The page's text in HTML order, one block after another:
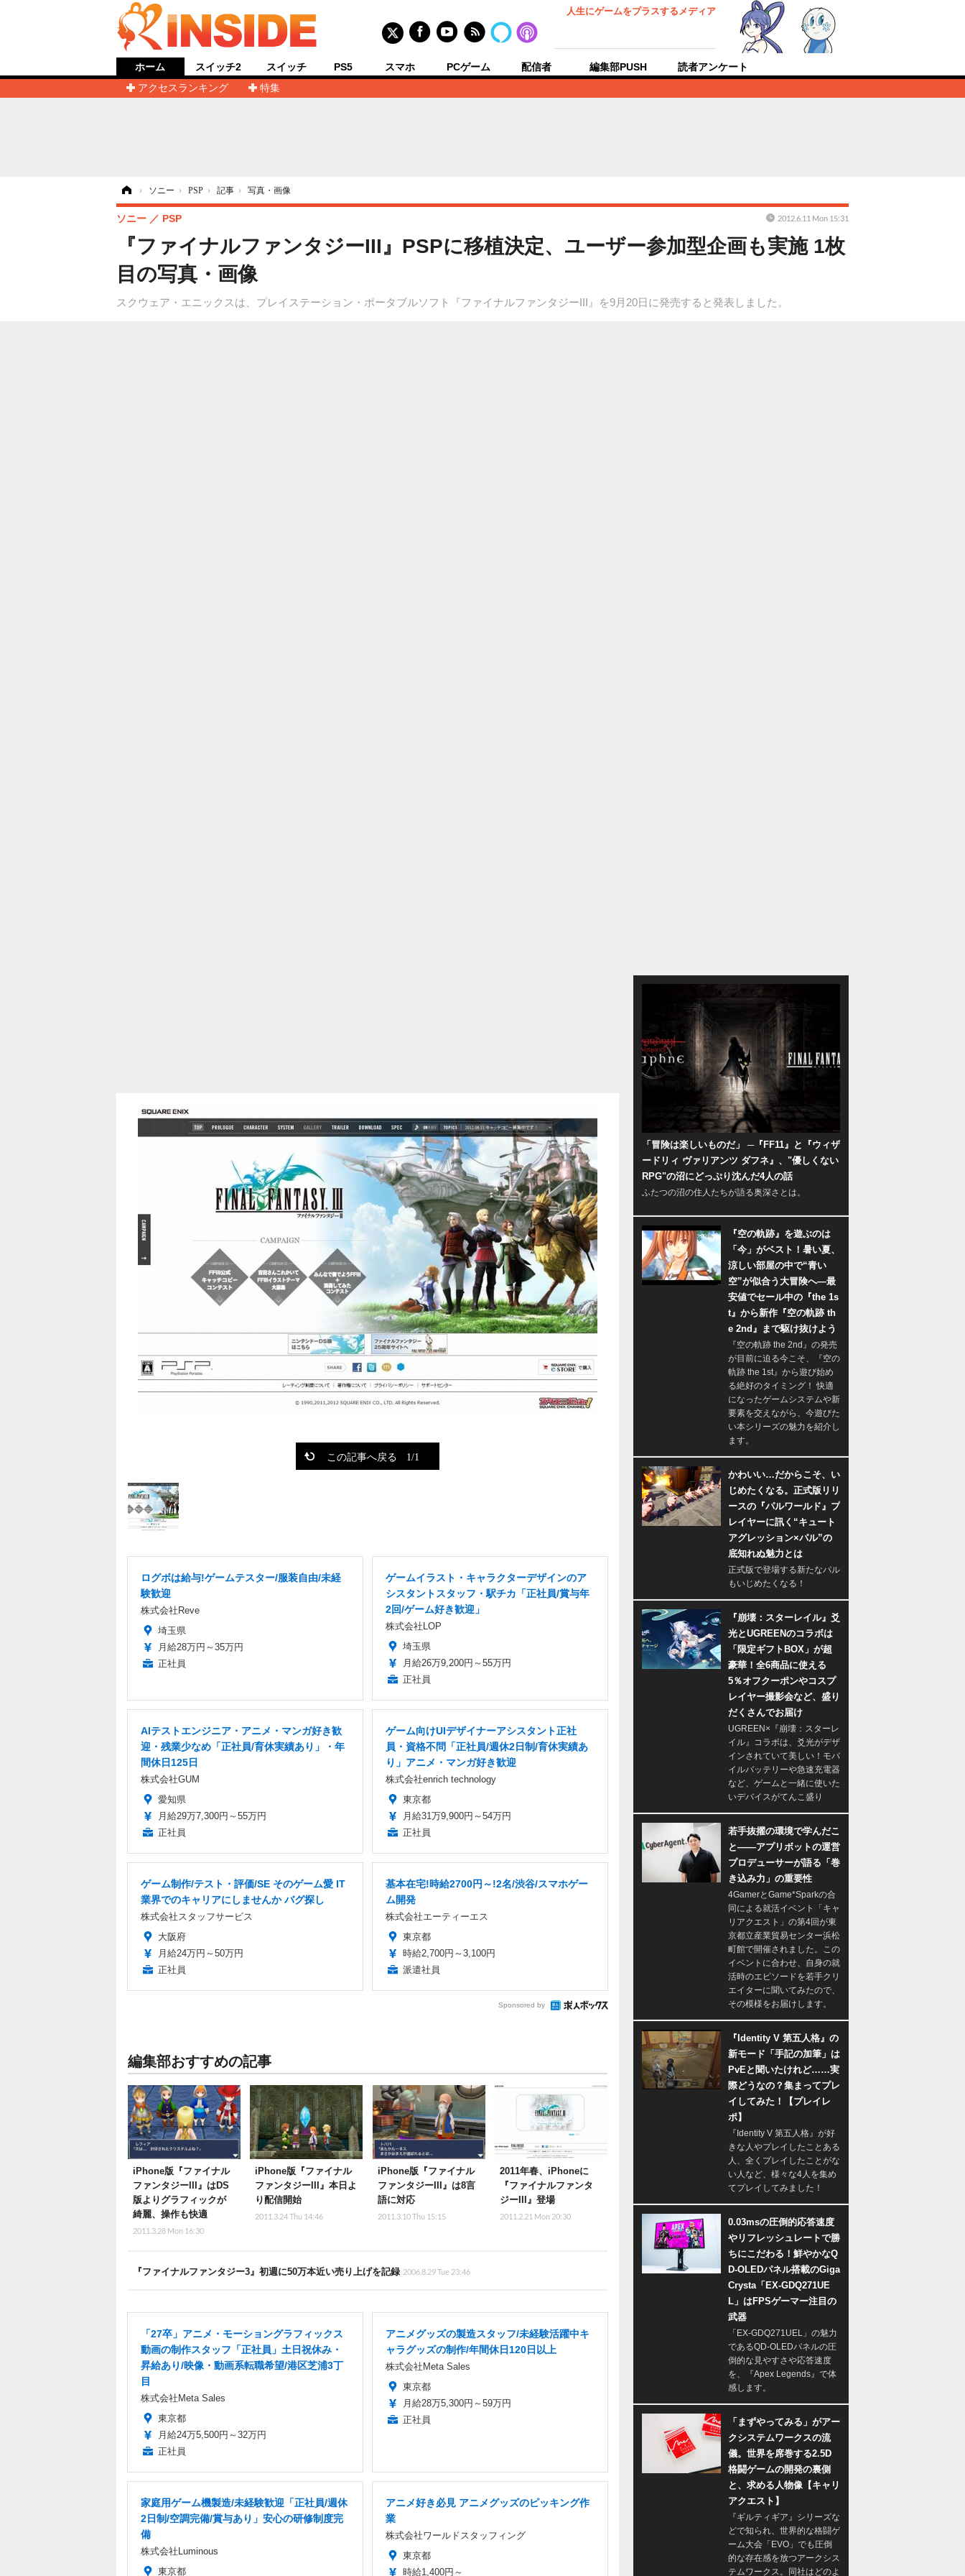
人生にゲームをプラスするメディア
ホーム
アクセスランキング
特集
スイッチ2 スイッチ PS5 スマホ PCゲーム 配信者 編集部PUSH 読者アンケート
› ソニー › PSP › 記事 › 写真・画像
『ファイナルファンタジーIII』PSPに移植決定、ユーザー参加型企画も実施 1枚
目の写真・画像
スクウェア・エニックスは、プレイステーション・ポータブルソフト『ファイナルファンタジーIII』を9月20日に発売すると発表しました。
ソニー PSP 2012.6.11 Mon 15:31
この記事へ戻る 1/1
ログボは給与!ゲームテスター/服装自由/未経
験歓迎
株式会社Reve
埼玉県
月給28万円～35万円
正社員
ゲームイラスト・キャラクターデザインのア
シスタントスタッフ・駅チカ「正社員/賞与年
2回/ゲーム好き歓迎」
株式会社LOP
埼玉県
月給26万9,200円～55万円
正社員
AIテストエンジニア・アニメ・マンガ好き歓
迎・残業少なめ「正社員/育休実績あり」・年
間休日125日
株式会社GUM
愛知県
月給29万7,300円～55万円
正社員
ゲーム向けUIデザイナーアシスタント正社
員・資格不問「正社員/週休2日制/育休実績あ
り」アニメ・マンガ好き歓迎
株式会社enrich technology
東京都
月給31万9,900円～54万円
正社員
ゲーム制作/テスト・評価/SE そのゲーム愛 IT
業界でのキャリアにしませんか バグ探し
株式会社スタッフサービス
大阪府
月給24万円～50万円
正社員
基本在宅!時給2700円～!2名/渋谷/スマホゲー
ム開発
株式会社エーティーエス
東京都
時給2,700円～3,100円
派遣社員
Sponsored by
編集部おすすめの記事
iPhone版『ファイナル
ファンタジーIII』はDS
版よりグラフィックが
綺麗、操作も快適
2011.3.28 Mon 16:30
iPhone版『ファイナル
ファンタジーIII』本日よ
り配信開始
2011.3.24 Thu 14:46
iPhone版『ファイナル
ファンタジーIII』は8言
語に対応
2011.3.10 Thu 15:15
2011年春、iPhoneに
『ファイナルファンタ
ジーIII』登場
2011.2.21 Mon 20:30
『ファイナルファンタジー3』初週に50万本近い売り上げを記録 2006.8.29 Tue 23:46
「27卒」アニメ・モーショングラフィックス
動画の制作スタッフ「正社員」土日祝休み・
昇給あり/映像・動画系転職希望/港区芝浦3丁
目
株式会社Meta Sales
東京都
月給24万5,500円～32万円
正社員
アニメグッズの製造スタッフ/未経験活躍中キ
ャラグッズの制作/年間休日120日以上
株式会社Meta Sales
東京都
月給28万5,300円～59万円
正社員
家庭用ゲーム機製造/未経験歓迎「正社員/週休
2日制/空調完備/賞与あり」安心の研修制度完
備
株式会社Luminous
東京都
アニメ好き必見 アニメグッズのピッキング作
業
株式会社ワールドスタッフィング
東京都
時給1,400円～
「冒険は楽しいものだ」 ─『FF11』と『ウィザ
ードリィ ヴァリアンツ ダフネ』、"優しくない
RPG"の沼にどっぷり沈んだ4人の話
ふたつの沼の住人たちが語る奥深さとは。
『空の軌跡』を遊ぶのは
「今」がベスト！暑い夏、
涼しい部屋の中で“青い
空”が似合う大冒険へ―最
安値でセール中の『the 1s
t』から新作『空の軌跡 th
e 2nd』まで駆け抜けよう
『空の軌跡 the 2nd』の発売
が目前に迫る今こそ、『空の
軌跡 the 1st』から遊び始め
る絶好のタイミング！ 快適
になったゲームシステムや新
要素を交えながら、今遊びた
い本シリーズの魅力を紹介し
ます。
かわいい…だからこそ、い
じめたくなる。正式版リリ
ースの『パルワールド』プ
レイヤーに訊く“キュート
アグレッション×パル”の
底知れぬ魅力とは
正式版で登場する新たなパル
もいじめたくなる！
『崩壊：スターレイル』爻
光とUGREENのコラボは
「限定ギフトBOX」が超
豪華！全6商品に使える
5％オフクーポンやコスプ
レイヤー撮影会など、盛り
だくさんでお届け
UGREEN×『崩壊：スターレ
イル』コラボは、爻光がデザ
インされていて美しい！モバ
イルバッテリーや急速充電器
など、ゲームと一緒に使いた
いデバイスがてんこ盛り
若手抜擢の環境で学んだこ
と――アプリボットの運営
プロデューサーが語る「巻
き込み力」の重要性
4GamerとGame*Sparkの合
同による就活イベント「キャ
リアクエスト」の第4回が東
京都立産業貿易センター浜松
町館で開催されました。この
イベントに合わせ、自身の就
活時のエピソードを若手クリ
エイターに聞いてみたので、
その模様をお届けします。
『Identity V 第五人格』の
新モード「手記の加筆」は
PvEと聞いたけれど……実
際どうなの？集まってプレ
イしてみた！【プレイレ
ポ】
『Identity V 第五人格』が好
きな人やプレイしたことある
人、全くプレイしたことがな
い人など、様々な4人を集め
てプレイしてみました！
0.03msの圧倒的応答速度
やリフレッシュレートで勝
ちにこだわる！鮮やかなQ
D-OLEDパネル搭載のGiga
Crysta「EX-GDQ271UE
L」はFPSゲーマー注目の
武器
「EX-GDQ271UEL」の魅力
であるQD-OLEDパネルの圧
倒的な見やすさや応答速度
を、『Apex Legends』で体
感します。
「まずやってみる」がアー
クシステムワークスの流
儀。世界を席巻する2.5D
格闘ゲームの開発の裏側
と、求める人物像【キャリ
アクエスト】
『ギルティギア』シリーズな
どで知られ、世界的な格闘ゲ
ーム大会「EVO」でも圧倒
的な存在感を放つアークシス
テムワークス。同社はどのよ